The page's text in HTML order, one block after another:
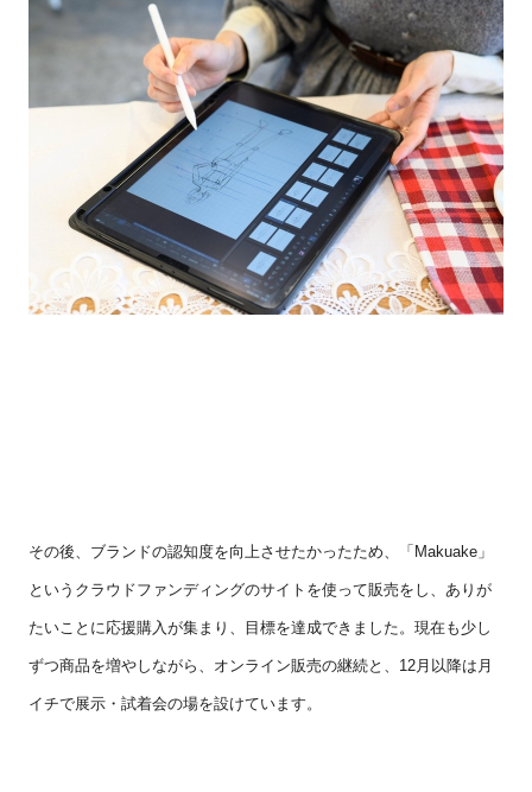
その後、ブランドの認知度を向上させたかったため、「 Makuake」
というクラウドファンディングのサイトを使って販売をし、ありが
たいことに応援購入が集まり、目標を達成できました。現在も少し
ずつ商品を増やしながら、オンライン販売の継続と、 12月以降は月
イチで展示・試着会の場を設けています。